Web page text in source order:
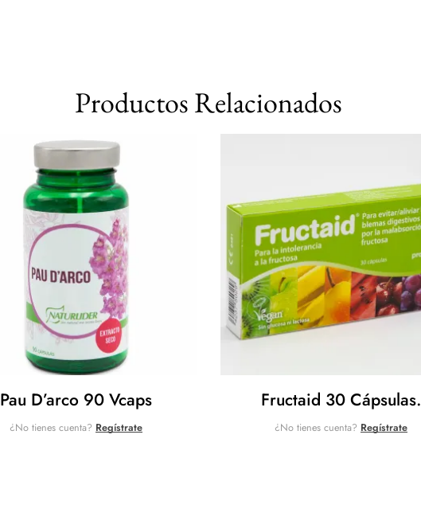
Productos Relacionados
Pau D’arco 90 Vcaps
¿No tienes cuenta? Regístrate
Fructaid 30 Cápsulas.
¿No tienes cuenta? Regístrate